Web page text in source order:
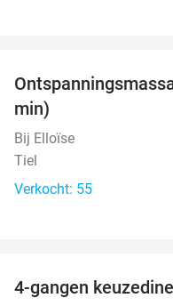
min)
Bij Elloïse
Tiel
Verkocht: 55
4-gangen